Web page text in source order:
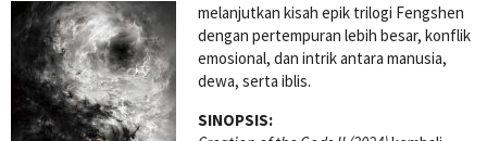
melanjutkan kisah epik trilogi Fengshen
dengan pertempuran lebih besar, konflik
emosional, dan intrik antara manusia,
dewa, serta iblis.
SINOPSIS: